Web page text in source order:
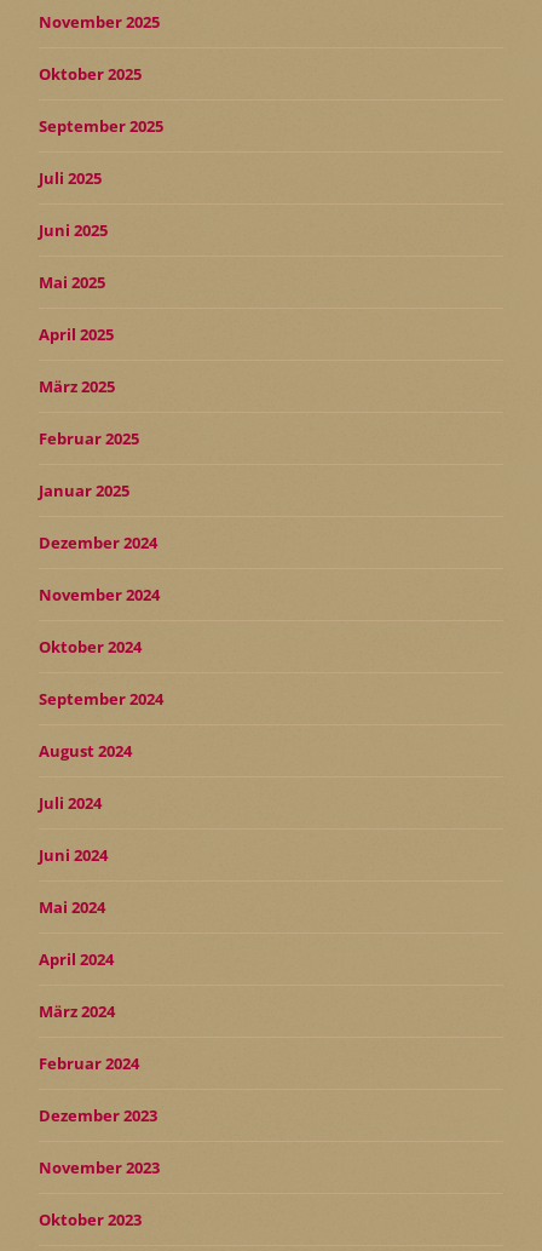
November 2025
Oktober 2025
September 2025
Juli 2025
Juni 2025
Mai 2025
April 2025
März 2025
Februar 2025
Januar 2025
Dezember 2024
November 2024
Oktober 2024
September 2024
August 2024
Juli 2024
Juni 2024
Mai 2024
April 2024
März 2024
Februar 2024
Dezember 2023
November 2023
Oktober 2023